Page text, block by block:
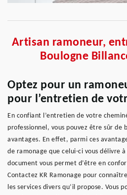
Artisan ramoneur,
Boulogne
Optez pour un
pour l’entretien de
En confiant l’entretien de votre
professionnel, vous pouvez être sûr de
avantages. En effet, parmi ces
de ramonage que celui-ci vous délivre
document vous permet d’être en
Contactez KR Ramonage pour
les services divers qu’il propose. Vous